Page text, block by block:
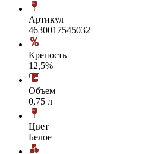
Артикул
4630017545032
Крепость
12,5%
Объем
0,75 л
Цвет
Белое